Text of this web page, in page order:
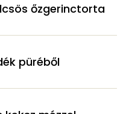
őzgerinctorta
püréből